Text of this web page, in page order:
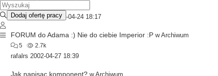
8
Adam Boduch 2002-04-24 18:17
FORUM do Adama :) Nie do ciebie Imperior :P wArchiwum
5 2.7k
rafalrs 2002-04-27 18:39
Jak napisac komponent? wArchiwum